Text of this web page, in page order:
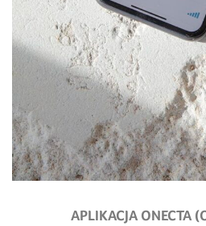
APLIKACJA ONECTA